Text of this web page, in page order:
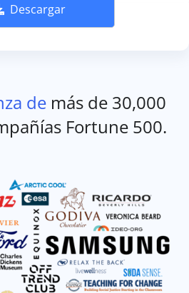
Descargar
de más de 30,000
Fortune 500.